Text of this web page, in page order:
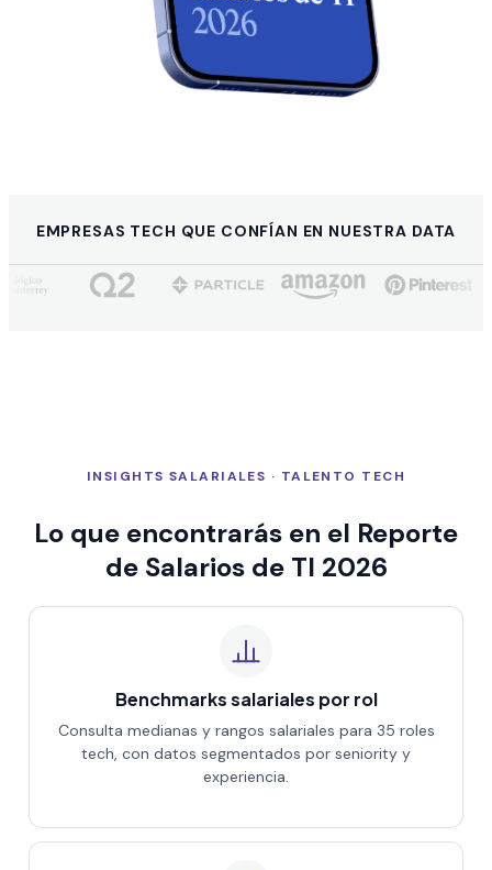
EMPRESAS TECH QUE CONFÍAN EN NUESTRA DATA
INSIGHTS SALARIALES · TALENTO TECH
Lo que encontrarás en el Reporte
de Salarios de TI 2026
Benchmarks salariales por rol
Consulta medianas y rangos salariales para 35 roles
tech, con datos segmentados por seniority y
experiencia.